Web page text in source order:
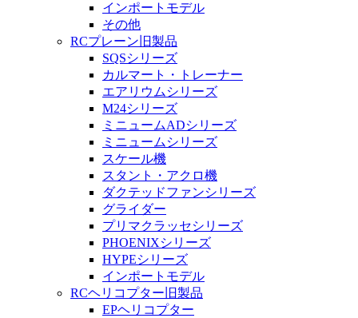
インポートモデル
その他
RCプレーン旧製品
SQSシリーズ
カルマート・トレーナー
エアリウムシリーズ
M24シリーズ
ミニュームADシリーズ
ミニュームシリーズ
スケール機
スタント・アクロ機
ダクテッドファンシリーズ
グライダー
プリマクラッセシリーズ
PHOENIXシリーズ
HYPEシリーズ
インポートモデル
RCヘリコプター旧製品
EPヘリコプター